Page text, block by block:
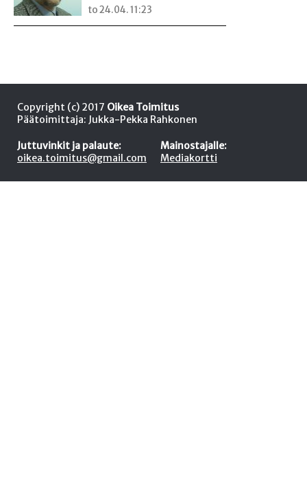
to 24.04. 11:23
Copyright (c) 2017 Oikea Toimitus
Päätoimittaja: Jukka-Pekka Rahkonen
Juttuvinkit ja palaute:
oikea.toimitus@gmail.com
Mainostajalle:
Mediakortti